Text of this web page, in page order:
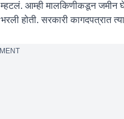
आम्ही मालकिणीकडून जमीन
होती. सरकारी कागदपत्रात